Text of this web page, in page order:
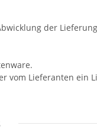
der
vom Lieferanten ein